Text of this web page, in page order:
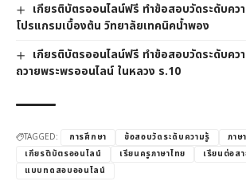
เกียรติบัตรออนไลน์ฟรี ทำข้อสอบวัดระดับคว
โปรแกรมเบื้องต้น วิทยาลัยเทคนิคน้ำพอง
เกียรติบัตรออนไลน์ฟรี ทำข้อสอบวัดระดับคว
ถวายพระพรออนไลน์ ในหลวง ร.10
TAGGED: การศึกษา ข้อสอบวัดระดับความรู้
ภาษ
เกียรติบัตรออนไลน์
เรียนครูภาษาไทย
เรียนต่อส
แบบทดสอบออนไลน์